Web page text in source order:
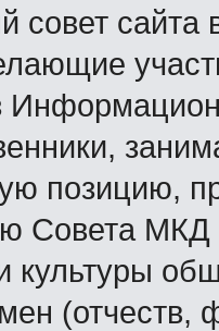
сайта
позицию,
Совета
культуры